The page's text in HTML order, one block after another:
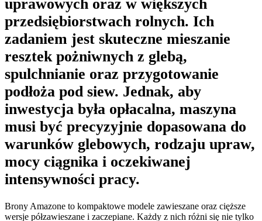
uprawowych oraz w większych
przedsiębiorstwach rolnych. Ich
zadaniem jest skuteczne mieszanie
resztek pożniwnych z glebą,
spulchnianie oraz przygotowanie
podłoża pod siew. Jednak, aby
inwestycja była opłacalna, maszyna
musi być precyzyjnie dopasowana do
warunków glebowych, rodzaju upraw,
mocy ciągnika i oczekiwanej
intensywności pracy.
Brony Amazone to kompaktowe modele zawieszane oraz cięższe
wersje półzawieszane i zaczepiane. Każdy z nich różni się nie tylko